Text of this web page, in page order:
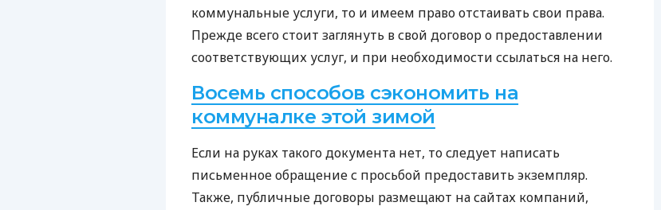
коммунальные услуги, то и имеем право отстаивать свои права.
Прежде всего стоит заглянуть в свой договор о предоставлении
соответствующих услуг, и при необходимости ссылаться на него.
Восемь способов сэкономить на
коммуналке этой зимой
Если на руках такого документа нет, то следует написать
письменное обращение с просьбой предоставить экземпляр.
Также, публичные договоры размещают на сайтах компаний,